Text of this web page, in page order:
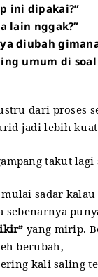
ini dipakai?”
lain nggak?”
diubah
umum di
dari proses
jadi lebih
takut lagi
sadar kalau
sebenarnya
yang mirip.
berubah,
kali saling